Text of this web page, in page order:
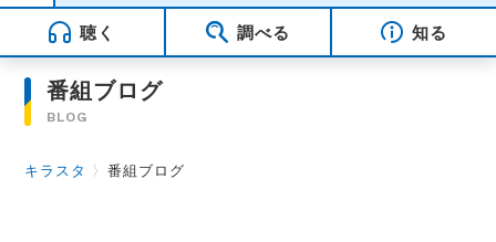
聴く 調べる 知る
番組ブログ
BLOG
キラスタ 〉番組ブログ